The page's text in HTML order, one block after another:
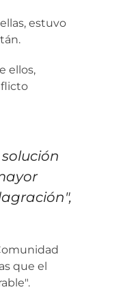
estuvo
ellos,
que el